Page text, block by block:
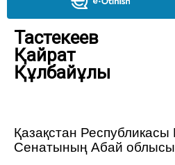
Тастекеев
Қайрат
Құлбайұлы
Қазақстан Республикасы
Сенатының Абай